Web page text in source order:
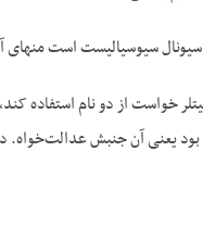
سیوسیالیست است منهای
خواست از دو نام استفاده
یعنی آن جنبش عدالت‌خواه.